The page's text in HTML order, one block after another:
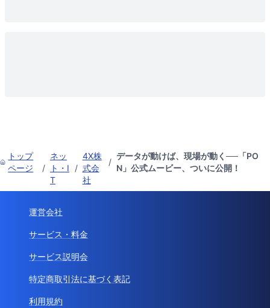
トップ
ページ
/
ネッ
ト・I
T
/
4X株
式会
社
/
データが動けば、現場が動く──「PO
N」公式ムービー、ついに公開！
運営会社
サービス・料金
サービス説明会
特定商取引法に基づく表記
利用規約